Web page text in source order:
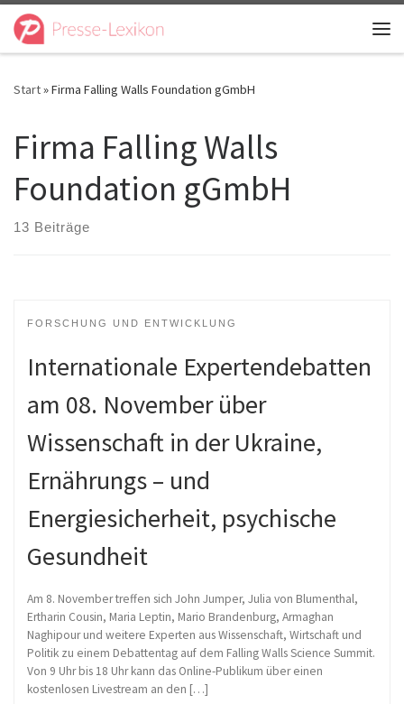
Zum Inhalt springen
Start»Firma Falling Walls Foundation gGmbH
Firma Falling Walls
Foundation gGmbH
13 Beiträge
FORSCHUNG UND ENTWICKLUNG
Internationale Expertendebatten
am 08. November über
Wissenschaft in der Ukraine,
Ernährungs – und
Energiesicherheit, psychische
Gesundheit
Am 8. November treffen sich John Jumper, Julia von Blumenthal,
Ertharin Cousin, Maria Leptin, Mario Brandenburg, Armaghan
Naghipour und weitere Experten aus Wissenschaft, Wirtschaft und
Politik zu einem Debattentag auf dem Falling Walls Science Summit.
Von 9 Uhr bis 18 Uhr kann das Online-Publikum über einen
kostenlosen Livestream an den […]